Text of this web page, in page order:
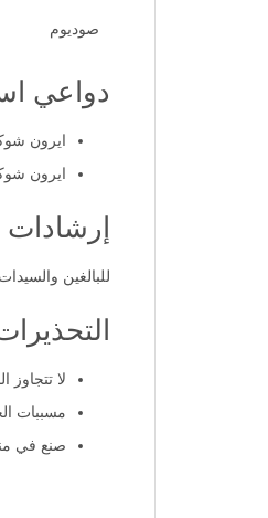
صوديوم
دواعي
ايرون
ايرون
إرشادات
للبالغين
لا تتجاوز
مسببات
صنع في